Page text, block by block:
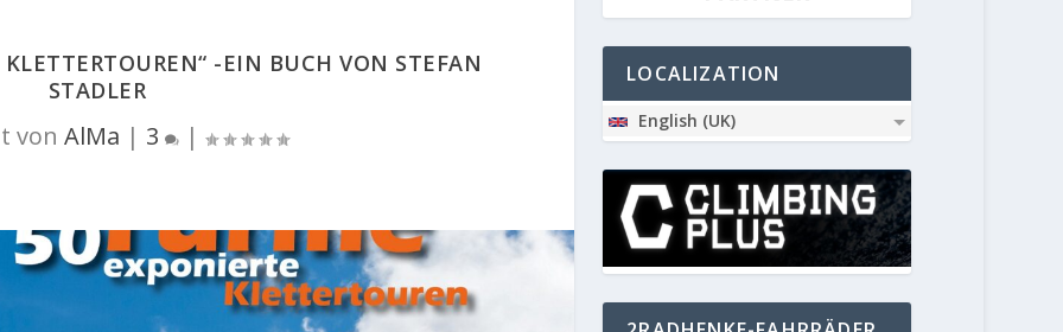
-EIN BUCH VON STEFAN
STADLER
von AlMa | 3 |
LOCALIZATION
English (UK)